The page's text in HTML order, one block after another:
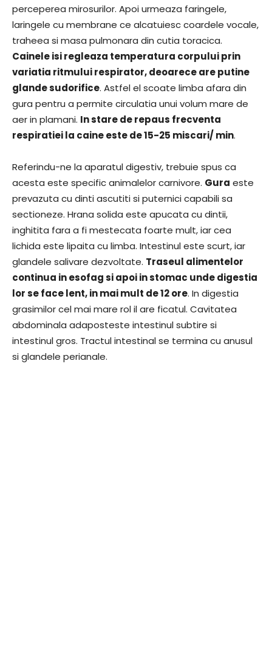
perceperea mirosurilor. Apoi urmeaza faringele,
laringele cu membrane ce alcatuiesc coardele vocale,
traheea si masa pulmonara din cutia toracica.
Cainele isi regleaza temperatura corpului prin
variatia ritmului respirator, deoarece are putine
glande sudorifice. Astfel el scoate limba afara din
gura pentru a permite circulatia unui volum mare de
aer in plamani. In stare de repaus frecventa
respiratiei la caine este de 15-25 miscari/ min.
Referindu-ne la aparatul digestiv, trebuie spus ca
acesta este specific animalelor carnivore. Gura este
prevazuta cu dinti ascutiti si puternici capabili sa
sectioneze. Hrana solida este apucata cu dintii,
inghitita fara a fi mestecata foarte mult, iar cea
lichida este lipaita cu limba. Intestinul este scurt, iar
glandele salivare dezvoltate. Traseul alimentelor
continua in esofag si apoi in stomac unde digestia
lor se face lent, in mai mult de 12 ore. In digestia
grasimilor cel mai mare rol il are ficatul. Cavitatea
abdominala adaposteste intestinul subtire si
intestinul gros. Tractul intestinal se termina cu anusul
si glandele perianale.